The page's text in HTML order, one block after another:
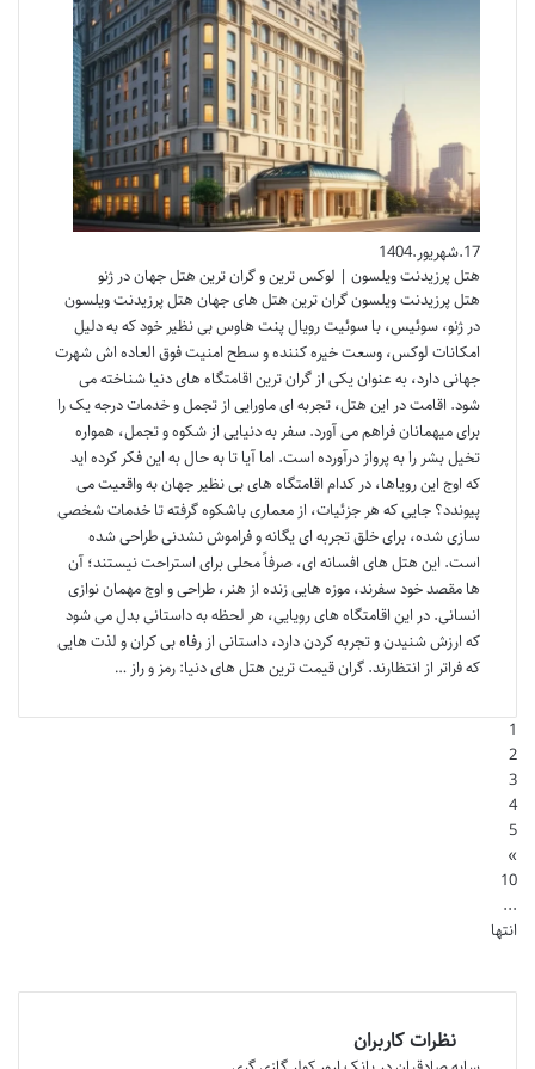
17.شهریور.1404
هتل پرزیدنت ویلسون | لوکس ترین و گران ترین هتل جهان در ژنو
هتل پرزیدنت ویلسون گران ترین هتل های جهان هتل پرزیدنت ویلسون
در ژنو، سوئیس، با سوئیت رویال پنت هاوس بی نظیر خود که به دلیل
امکانات لوکس، وسعت خیره کننده و سطح امنیت فوق العاده اش شهرت
جهانی دارد، به عنوان یکی از گران ترین اقامتگاه های دنیا شناخته می
شود. اقامت در این هتل، تجربه ای ماورایی از تجمل و خدمات درجه یک را
برای میهمانان فراهم می آورد. سفر به دنیایی از شکوه و تجمل، همواره
تخیل بشر را به پرواز درآورده است. اما آیا تا به حال به این فکر کرده اید
که اوج این رویاها، در کدام اقامتگاه های بی نظیر جهان به واقعیت می
پیوندد؟ جایی که هر جزئیات، از معماری باشکوه گرفته تا خدمات شخصی
سازی شده، برای خلق تجربه ای یگانه و فراموش نشدنی طراحی شده
است. این هتل های افسانه ای، صرفاً محلی برای استراحت نیستند؛ آن
ها مقصد خود سفرند، موزه هایی زنده از هنر، طراحی و اوج مهمان نوازی
انسانی. در این اقامتگاه های رویایی، هر لحظه به داستانی بدل می شود
که ارزش شنیدن و تجربه کردن دارد، داستانی از رفاه بی کران و لذت هایی
که فراتر از انتظارند. گران قیمت ترین هتل های دنیا: رمز و راز …
1
2
3
4
5
»
10
...
انتها
نظرات کاربران